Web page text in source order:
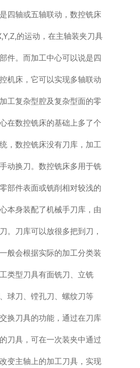
四轴或五轴联动，数控铣床
的运动，在主轴装夹刀具
件。而加工中心可以说是四
机床，它可以实现多轴联动
工复杂型腔及复杂型面的零
在数控铣床的基础上多了个
，数控铣床没有刀库，加工
动换刀。数控铣床多用于铣
部件表面或铣削相对较浅的
本身装配了机械手刀库，由
。刀库可以放很多把到刀，
般会根据实际的加工分类装
类型刀具有面铣刀、立铣
球刀、镗孔刀、螺纹刀等
换刀具的功能，通过在刀库
刀具，可在一次装夹中通过
变主轴上的加工刀具，实现